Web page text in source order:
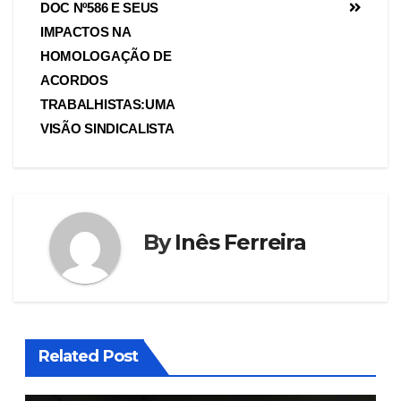
DOC Nº586 E SEUS
IMPACTOS NA
HOMOLOGAÇÃO DE
ACORDOS
TRABALHISTAS:UMA
VISÃO SINDICALISTA
ByInês Ferreira
Related Post